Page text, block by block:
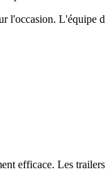
l'occasion.
efficace. Les